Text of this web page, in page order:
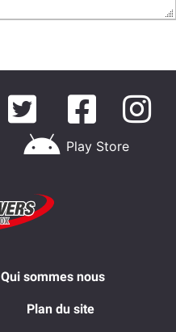
Play Store
Qui sommes nous
Plan du site